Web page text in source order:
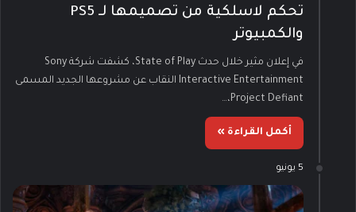
تحكم لاسلكية من تصميمها لـ PS5
والكمبيوتر
في إعلان مثير خلال حدث State of Play، كشفت شركة Sony
Interactive Entertainment النقاب عن مشروعها الجديد المسمى
Project Defiant،…
أكمل القراءة »
5 يونيو